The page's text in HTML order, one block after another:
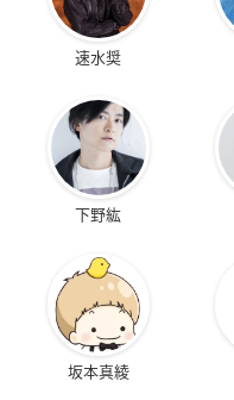
速水奨
下野紘
坂本真綾